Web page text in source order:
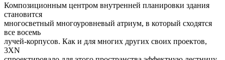
Композиционным центром внутренней планировки здания
становится
многосветный многоуровневый атриум, в который сходятся
все восемь
лучей-корпусов. Как и для многих других своих проектов,
3XN